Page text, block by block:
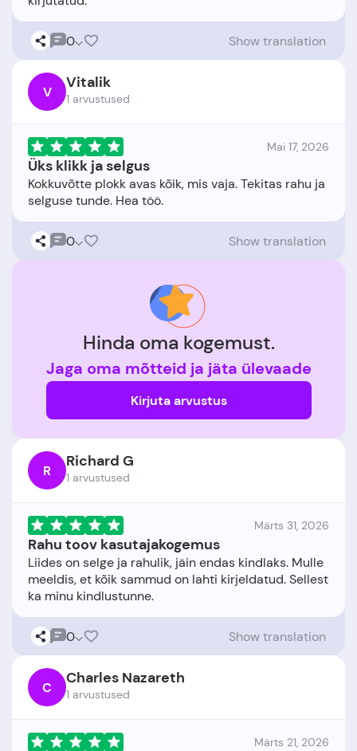
0 Show translation
V Vitalik
1 arvustused
Mai 17, 2026
Üks klikk ja selgus
Kokkuvõtte plokk avas kõik, mis vaja. Tekitas rahu ja
0 Show translation
Hinda oma kogemust.
Jaga oma mõtteid ja jäta ülevaade
Kirjuta arvustus
R Richard G
1 arvustused
Märts 31, 2026
Rahu toov kasutajakogemus
Liides on selge ja rahulik, jäin endas kindlaks. Mulle
meeldis, et kõik sammud on lahti kirjeldatud. Sellest
0 Show translation
C Charles Nazareth
1 arvustused
Märts 21, 2026